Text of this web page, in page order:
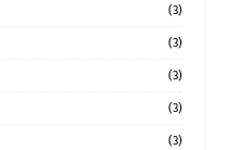
(3)
(3)
(3)
(3)
(3)